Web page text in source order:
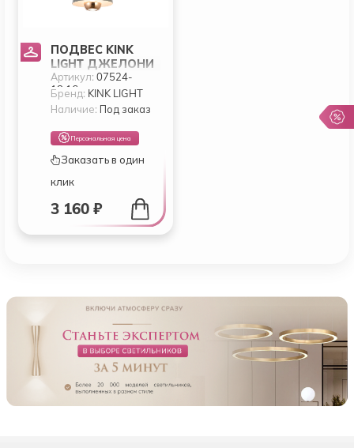
ПОДВЕС KINK
LIGHT ДЖЕЛОНИ
07524-18,16
Артикул:07524-
18,16
Бренд: KINK LIGHT
Наличие: Под заказ
Персональная цена
Заказать в один
клик
3 160 ₽